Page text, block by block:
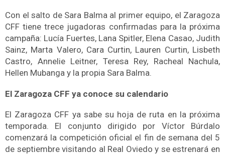
Con el salto de Sara Balma al primer equipo, el Zaragoza
CFF tiene trece jugadoras confirmadas para la próxima
campaña: Lucía Fuertes, Lana Spitler, Elena Casao, Judith
Sainz, Marta Valero, Cara Curtin, Lauren Curtin, Lisbeth
Castro, Annelie Leitner, Teresa Rey, Racheal Nachula,
Hellen Mubanga y la propia Sara Balma.
El Zaragoza CFF ya conoce su calendario
El Zaragoza CFF ya sabe su hoja de ruta en la próxima
temporada. El conjunto dirigido por Víctor Búrdalo
comenzará la competición oficial el fin de semana del 5
de septiembre visitando al Real Oviedo y se estrenará en